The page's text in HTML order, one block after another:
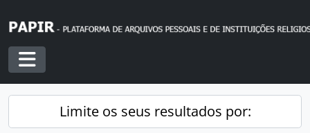
Toggle navigation
Limite os seus resultados por: